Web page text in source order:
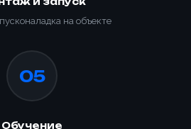
на объекте
05
Обучение